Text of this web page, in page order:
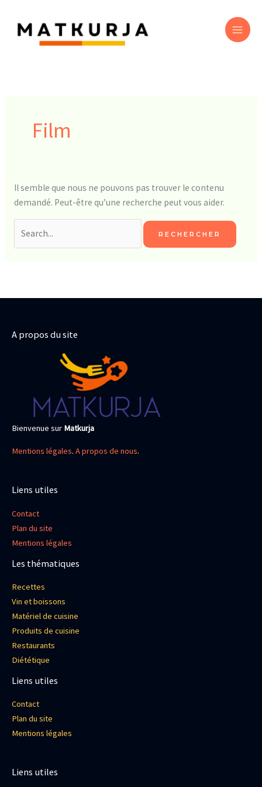
contenu
Film
Il semble que nous ne pouvons pas trouver le contenu
demandé. Peut-être qu’une recherche peut vous aider.
A propos du site
Bienvenue sur Matkurja
Mentions légales. A propos de nous.
Liens utiles
Contact
Plan du site
Mentions légales
Les thématiques
Recettes
Vin et boissons
Matériel de cuisine
Produits de cuisine
Restaurants
Diététique
Liens utiles
Contact
Plan du site
Mentions légales
Liens utiles